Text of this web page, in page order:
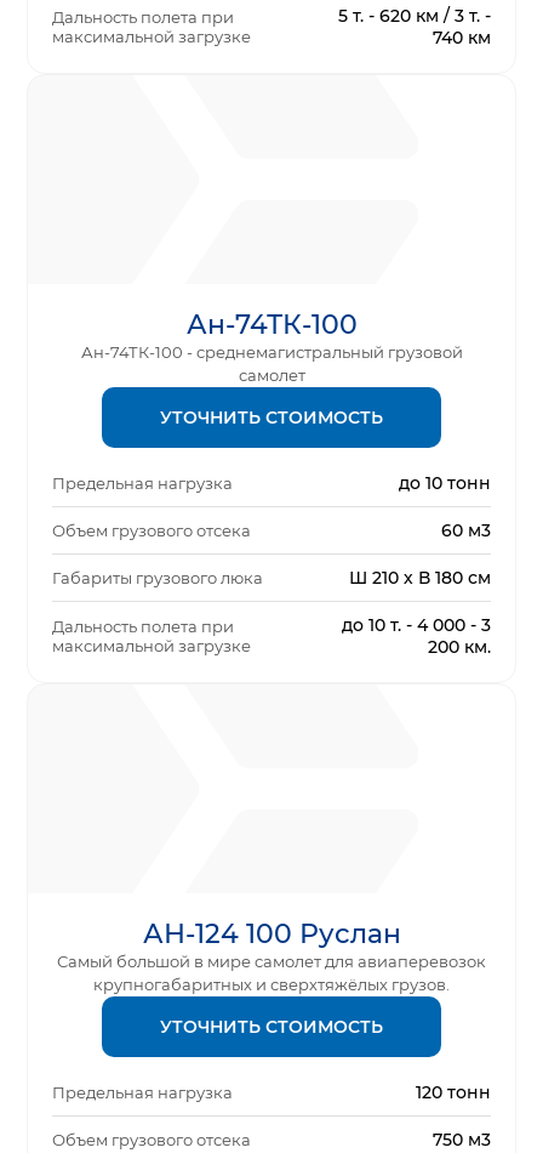
Дальность полета при
максимальной загрузке
5 т. - 620 км / 3 т. -
740 км
Ан-74ТК-100
Ан-74ТК-100 - среднемагистральный грузовой
самолет
УТОЧНИТЬ СТОИМОСТЬ
Предельная нагрузка до 10 тонн
Объем грузового отсека 60 м3
Габариты грузового люка Ш 210 х В 180 см
Дальность полета при
максимальной загрузке
до 10 т. - 4 000 - 3
200 км.
АН-124 100 Руслан
Самый большой в мире самолет для авиаперевозок
крупногабаритных и сверхтяжёлых грузов.
УТОЧНИТЬ СТОИМОСТЬ
Предельная нагрузка 120 тонн
Объем грузового отсека 750 м3